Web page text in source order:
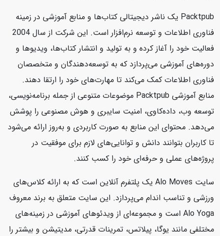
Packtpub یک ناشر دیجیتالی کتاب‌ها و منابع آموزشی در زمینه
فناوری اطلاعات و توسعه نرم‌افزار است. این شرکت از سال 2004
فعالیت خود را آغاز کرده و به تولید و انتشار کتاب‌ها، ویدیوها و
دوره‌های آموزشی می‌پردازد که به توسعه‌دهندگان و متخصصان
فناوری اطلاعات کمک می‌کند تا مهارت‌های خود را ارتقا دهند.
منابع آموزشی Packtpub موضوعات متنوعی از جمله برنامه‌نویسی،
توسعه وب، داده‌کاوی، امنیت سایبری و هوش مصنوعی را پوشش
می‌دهد. محتوای این منابع به صورت کاربردی و به‌روز ارائه می‌شود
تا کاربران بتوانند دانش و توانایی‌های لازم برای موفقیت در
پروژه‌های عملی و حرفه‌ای خود را کسب کنند.
سایت Alo Moves یک پلتفرم آنلاین است که به ارائه کلاس‌های
ورزشی و تناسب اندام می‌پردازد. این سایت متعلق به برند معروف
Alo Yoga است و مجموعه‌ای از ویدئوهای آموزشی در زمینه‌های
مختلفی مانند یوگا، پیلاتس، تمرینات قدرتی، مدیتیشن و بیشتر را